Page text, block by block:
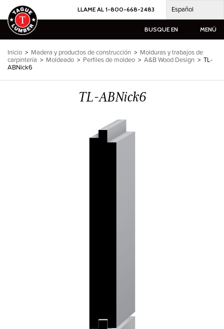
al
contenido
LLAME AL 1-800-668-2483 Español
BUSQUE EN MENÚ
Inicio > Madera y productos de construcción > Molduras y trabajos de
carpintería > Moldeado > Perfiles de moldeo > A&B Wood Design > TL-
ABNick6
TL-ABNick6